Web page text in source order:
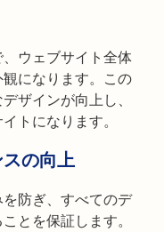
ウェブサイト全体
になります。この
ザインが向上し、
トになります。
の向上
防ぎ、すべてのデ
とを保証します。